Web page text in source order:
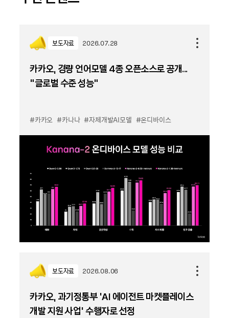
보도자료 2026.07.28
카카오, 경량 언어모델 4종 오픈소스로 공개...
“글로벌 수준 성능”
#카카오 #카나나 #자체개발AI모델 #온디바이스
보도자료 2026.08.06
카카오, 과기정통부 ‘AI 에이전트 마켓플레이스
개발 지원 사업’ 수행자로 선정